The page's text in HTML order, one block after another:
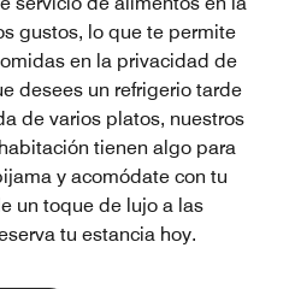
gustos, lo que te permite
en la privacidad de
desees un refrigerio tarde
de varios platos, nuestros
tienen algo para
y acomódate con tu
un toque de lujo a las
tu estancia hoy.